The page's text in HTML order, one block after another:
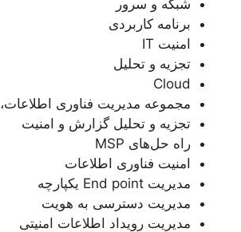
شبکه و سرور
برنامه کاربردی
امنیت IT
تجزیه و تحلیل
Cloud
مجموعه مدیریت فناوری اطلاعات،
تجزیه و تحلیل گزارش و امنیت
راه حل‌های MSP
امنیت فناوری اطلاعات
مدیریت End point یکپارچه
مدیریت دسترسی به هویت
مدیریت رویداد اطلاعات امنیتی